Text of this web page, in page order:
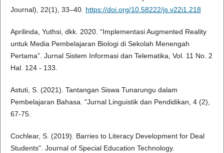
Journal), 22(1), 33–40. https://doi.org/10.58222/js.v22i1.218
Aprilinda, Yuthsi, dkk. 2020. “Implementasi Augmented Reality
untuk Media Pembelajaran Biologi di Sekolah Menengah
Pertama”. Jurnal Sistem Informasi dan Telematika, Vol. 11 No. 2
Hal. 124 - 133.
Astuti, S. (2021). Tantangan Siswa Tunarungu dalam
Pembelajaran Bahasa. "Jurnal Linguistik dan Pendidikan, 4 (2),
67-75.
Cochlear, S. (2019). Barries to Literacy Development for Deal
Students". Journal of Special Education Technology.